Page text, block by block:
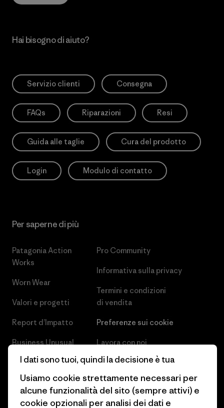
Hai bisogno di aiuto?
Servizio clienti Consegna
FAQs Riparazioni Resi
Guida alle taglie Cura del prodotto
Login Modulo di contatto
Per saperne di più
Patagonia Action
Works
Worn Wear
Valori e progetti
Report d’Impatto
Business Unusual
Obiettivi climatici
1% For The Planet
Come finanziamo
Pro Community
Informativa sulla privacy
Termini e condizioni
di vendita
Preferenze sui cookie
Lavora con noi
Stampa e media
Industry program
Programma di affiliazione
I dati sono tuoi, quindi la decisione è tua
Usiamo cookie strettamente necessari per
alcune funzionalità del sito (sempre attivi) e
cookie opzionali per analisi dei dati e